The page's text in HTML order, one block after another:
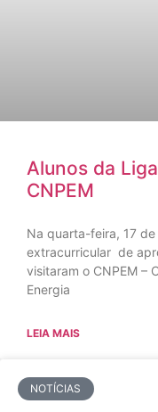
Alunos da
CNPEM
Na quarta-feira, 17
extracurricular de
visitaram o CNPEM –
Energia
LEIA MAIS
NOTÍCIAS